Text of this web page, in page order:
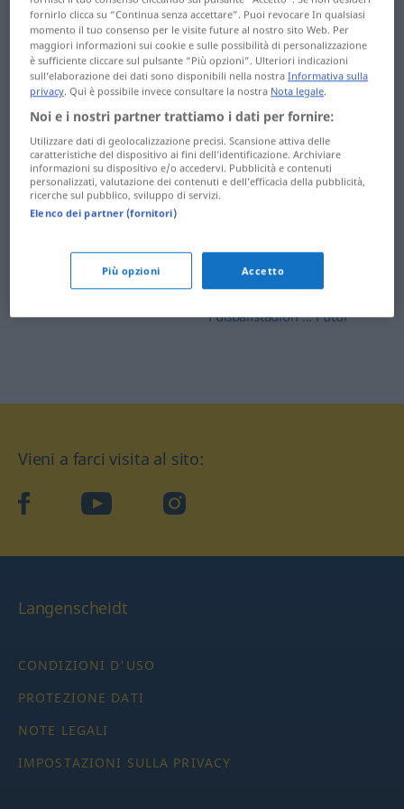
falls ... Fasan
Fasching ... fegen
fehlen ... Fenster
Fensterbrett ... Fernweh
Ferse ... fettarm
fettig ... Filter
Fischerboot ... Fleisch
Forschung ... Fotze
Foul ... Freibetrag
freigebig ...
Fremdenfeindlichkeit
Fremdenführer ...
Frischhaltefolie
fürchterlich ... Fußballspiel
Fußballstadion ... Futur
Vieni a farci visita al sito:
facebook YouTube Instagram
Langenscheidt
CONDIZIONI D'USO
PROTEZIONE DATI
NOTE LEGALI
IMPOSTAZIONI SULLA PRIVACY
fornirlo clicca su “Continua senza accettare”. Puoi revocare In qualsiasi
momento il tuo consenso per le visite future al nostro sito Web. Per
maggiori informazioni sui cookie e sulle possibilità di personalizzazione
è sufficiente cliccare sul pulsante “Più opzioni”. Ulteriori indicazioni
sull’elaborazione dei dati sono disponibili nella nostraInformativa sulla
privacy. Qui è possibile invece consultare la nostra Nota legale.
Noi e i nostri partner trattiamo i dati per fornire:
Utilizzare dati di geolocalizzazione precisi. Scansione attiva delle
caratteristiche del dispositivo ai fini dell’identificazione. Archiviare
informazioni su dispositivo e/o accedervi. Pubblicità e contenuti
personalizzati, valutazione dei contenuti e dell’efficacia della pubblicità,
ricerche sul pubblico, sviluppo di servizi.
Elenco dei partner (fornitori)
Più opzioni Accetto